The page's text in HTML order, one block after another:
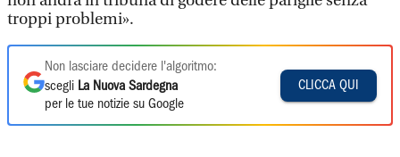
troppi problemi».
Non lasciare decidere l'algoritmo:
scegli La Nuova Sardegna
per le tue notizie su Google
CLICCA QUI